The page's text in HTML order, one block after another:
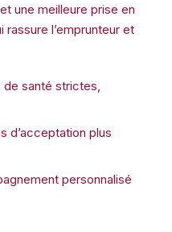
une meilleure prise en
l’emprunteur et
santé strictes,
d’acceptation plus
personnalisé